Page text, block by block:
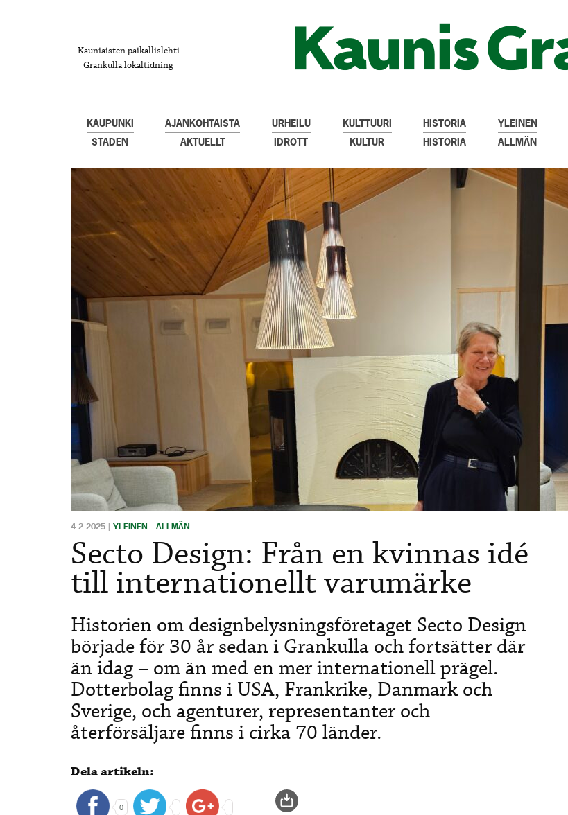
Kauniaisten paikallislehti
Grankulla lokaltidning
KAUPUNKI
STADEN
AJANKOHTAISTA
AKTUELLT
URHEILU
IDROTT
KULTTUURI
KULTUR
HISTORIA
HISTORIA
YLEINEN
ALLMÄN
4.2.2025 | YLEINEN - ALLMÄN
Secto Design: Från en kvinnas idé
till internationellt varumärke
Historien om designbelysningsföretaget Secto Design
började för 30 år sedan i Grankulla och fortsätter där
än idag – om än med en mer internationell prägel.
Dotterbolag finns i USA, Frankrike, Danmark och
Sverige, och agenturer, representanter och
återförsäljare finns i cirka 70 länder.
Dela artikeln:
0